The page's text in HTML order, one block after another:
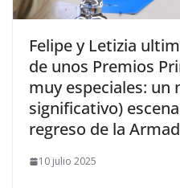
​Felipe y Letizia
de unos Premios
muy especiales: un
significativo)
regreso de la
10 julio 2025